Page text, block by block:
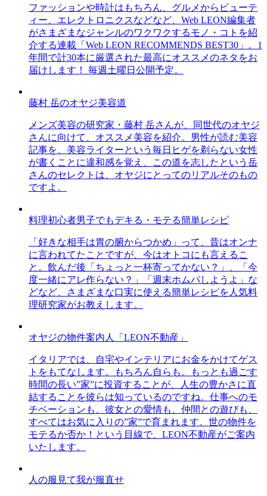
ファッションや時計はもちろん、グルメからビューテ
ィー、エレクトロニクスなどなど、Web LEON編集者
がさまざまなジャンルのワクワクするモノ・コトを紹
介する連載「Web LEON RECOMMENDS BEST30」。1
年間で計30本に厳選された最高にオススメのネタをお
届けします！ 毎週土曜日公開予定。
藤村 岳のオヤジ美容道
メンズ美容の研究家・藤村 岳さんが、同世代のオヤジ
さんに向けて、オススメ美容を紹介。男性が読む美容
記事を、美容ライターという毎日ヒゲを剃らない女性
が書くことに違和感を覚え、この道を志したという岳
さんのセレクトは、オヤジにとってのリアルそのもの
ですよ。
料理初心者男子でもデキる・モテる簡単レシピ
「好きな相手は胃の腑からつかめ」って、昔はオンナ
に言われてたことですが、今はオトコにも言えるこ
と。飲んだ後「ちょっと一杯寄ってかない？」、「今
度一緒にアレ作らない？」「週末ホムパしようよ」な
どなど、さまざまな口実に使える簡単レシピを人気料
理研究家がお教えします。
オヤジの物件案内人「LEON不動産」
イタリアでは、自宅やインテリアにお金をかけてゲス
トをもてなします。もちろん自らも。もっとも過ごす
時間の長い”家”に投資することが、人生の豊かさに直
結することを彼らは知っているのですね。仕事へのモ
チベーションも、彼女との愛情も、仲間との遊びも、
すべてはお気に入りの”家”で育まれます。世の物件を
モテるか否か！という目線で、LEON不動産がご案内
いたします。
人の服見て我が服直せ